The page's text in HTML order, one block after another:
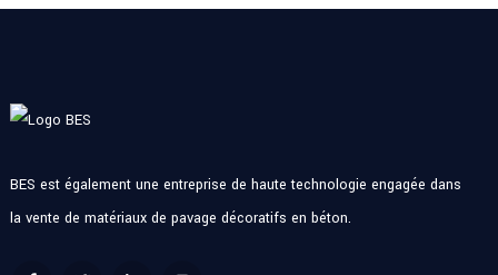
BES est également une entreprise de haute technologie engagée dans
la vente de matériaux de pavage décoratifs en béton.